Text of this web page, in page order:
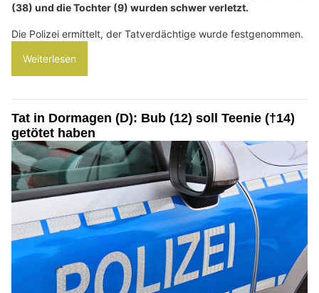
(38) und die Tochter (9) wurden schwer verletzt.
Die Polizei ermittelt, der Tatverdächtige wurde festgenommen.
Weiterlesen
Tat in Dormagen (D): Bub (12) soll Teenie (†14)
getötet haben